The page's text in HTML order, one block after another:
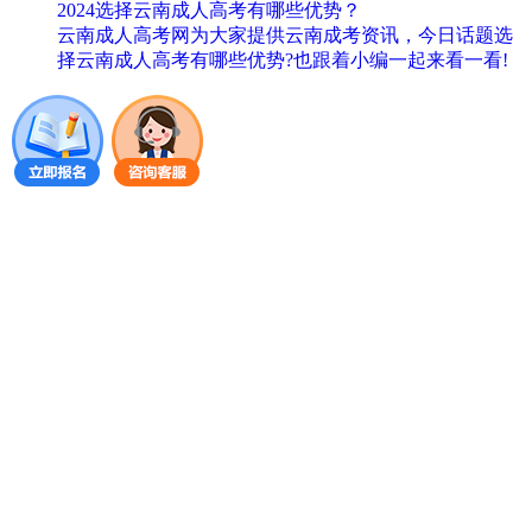
2024选择云南成人高考有哪些优势？
云南成人高考网为大家提供云南成考资讯，今日话题选
择云南成人高考有哪些优势?也跟着小编一起来看一看!